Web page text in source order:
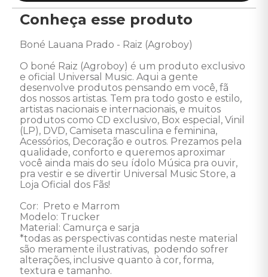
Conheça esse produto
Boné Lauana Prado - Raiz (Agroboy)
O boné Raiz (Agroboy) é um produto exclusivo
e oficial Universal Music. Aqui a gente
desenvolve produtos pensando em você, fã
dos nossos artistas. Tem pra todo gosto e estilo,
artistas nacionais e internacionais, e muitos
produtos como CD exclusivo, Box especial, Vinil
(LP), DVD, Camiseta masculina e feminina,
Acessórios, Decoração e outros. Prezamos pela
qualidade, conforto e queremos aproximar
você ainda mais do seu ídolo Música pra ouvir,
pra vestir e se divertir Universal Music Store, a
Loja Oficial dos Fãs!
Cor:  Preto e Marrom
Modelo: Trucker
Material: Camurça e sarja
*todas as perspectivas contidas neste material
são meramente ilustrativas,  podendo sofrer
alterações, inclusive quanto à cor, forma,
textura e tamanho.